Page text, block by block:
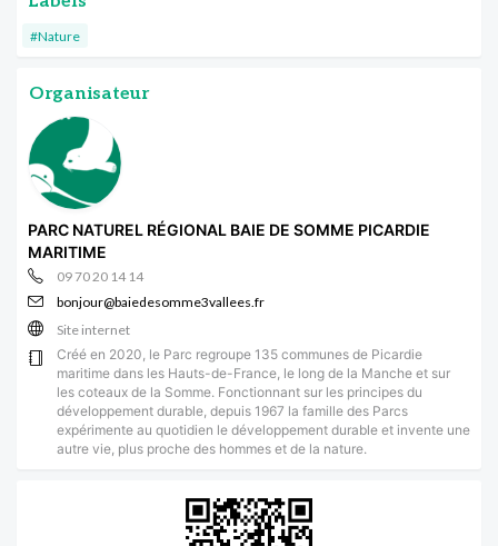
#Nature
Organisateur
PARC NATUREL RÉGIONAL BAIE DE SOMME PICARDIE
MARITIME
09 70 20 14 14
bonjour@baiedesomme3vallees.fr
Site internet
Créé en 2020, le Parc regroupe 135 communes de Picardie
maritime dans les Hauts-de-France, le long de la Manche et sur
les coteaux de la Somme. Fonctionnant sur les principes du
développement durable, depuis 1967 la famille des Parcs
expérimente au quotidien le développement durable et invente une
autre vie, plus proche des hommes et de la nature.